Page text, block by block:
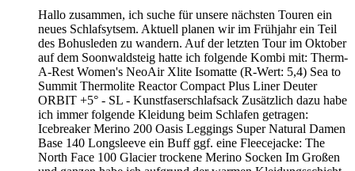
Hallo zusammen, ich suche für unsere nächsten Touren ein
neues Schlafsytsem. Aktuell planen wir im Frühjahr ein Teil
des Bohusleden zu wandern. Auf der letzten Tour im Oktober
auf dem Soonwaldsteig hatte ich folgende Kombi mit: Therm-
A-Rest Women's NeoAir Xlite Isomatte (R-Wert: 5,4) Sea to
Summit Thermolite Reactor Compact Plus Liner Deuter
ORBIT +5° - SL - Kunstfaserschlafsack Zusätzlich dazu habe
ich immer folgende Kleidung beim Schlafen getragen:
Icebreaker Merino 200 Oasis Leggings Super Natural Damen
Base 140 Longsleeve ein Buff ggf. eine Fleecejacke: The
North Face 100 Glacier trockene Merino Socken Im Großen